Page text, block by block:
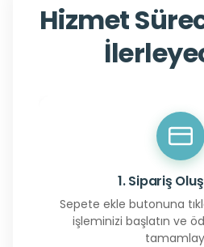
Hizmet
1. Sipariş
Sepete ekle butonuna
işleminizi başlatın ve